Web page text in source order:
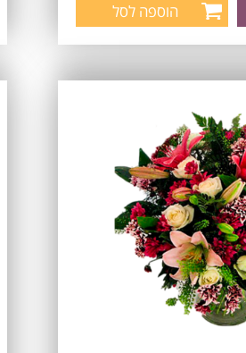
הוספה לסל